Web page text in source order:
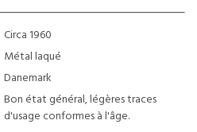
Circa 1960
Métal laqué
Danemark
Bon état général, légères traces
d'usage conformes à l'âge.